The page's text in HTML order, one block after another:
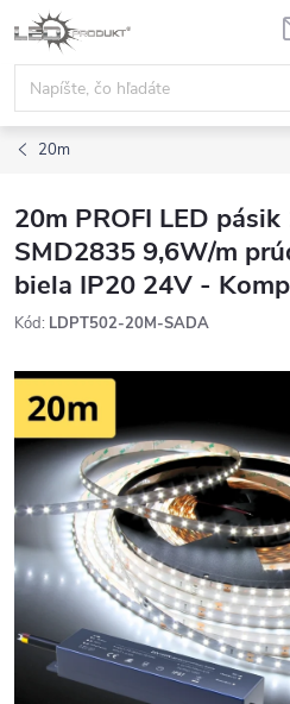
Prejsť
na
obsah
20m
20m PROFI LED
SMD2835 9,6W/m
biela IP20 24V -
Kód: LDPT502-20M-SADA